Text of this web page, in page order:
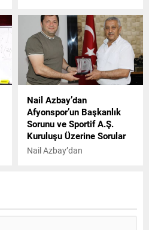
Bölgesi kuvvetli fırtına uyarısı
yaparak İstanbul dahil 11
kentte alarm verildi. İşte tüm
detaylar…
Nail Azbay’dan
Afyonspor’un Başkanlık
Sorunu ve Sportif A.Ş.
Kuruluşu Üzerine Sorular
Nail Azbay’dan